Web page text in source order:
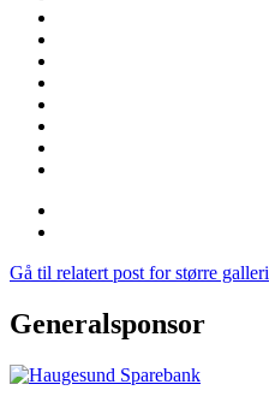
Gå til relatert post for større galleri
Generalsponsor